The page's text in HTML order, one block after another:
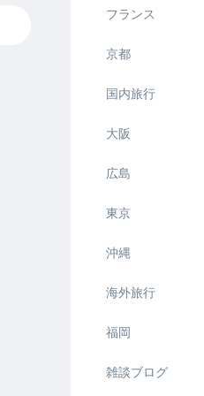
フランス
京都
国内旅行
大阪
広島
東京
沖縄
海外旅行
福岡
雑談ブログ